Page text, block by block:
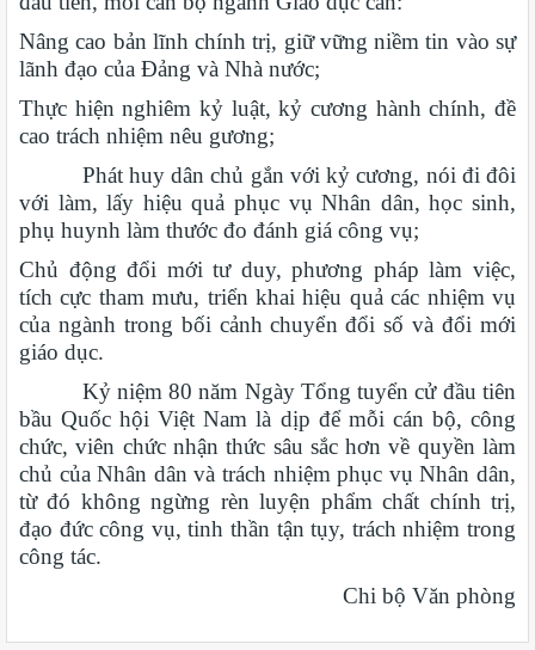
Nâng cao bản lĩnh chính trị, giữ vững niềm tin vào sự
lãnh đạo của Đảng và Nhà nước;
Thực hiện nghiêm kỷ luật, kỷ cương hành chính, đề
cao trách nhiệm nêu gương;
Phát huy dân chủ gắn với kỷ cương, nói đi đôi
với làm, lấy hiệu quả phục vụ Nhân dân, học sinh,
phụ huynh làm thước đo đánh giá công vụ;
Chủ động đổi mới tư duy, phương pháp làm việc,
tích cực tham mưu, triển khai hiệu quả các nhiệm vụ
của ngành trong bối cảnh chuyển đổi số và đổi mới
giáo dục.
Kỷ niệm 80 năm Ngày Tổng tuyển cử đầu tiên
bầu Quốc hội Việt Nam là dịp để mỗi cán bộ, công
chức, viên chức nhận thức sâu sắc hơn về quyền làm
chủ của Nhân dân và trách nhiệm phục vụ Nhân dân,
từ đó không ngừng rèn luyện phẩm chất chính trị,
đạo đức công vụ, tinh thần tận tụy, trách nhiệm trong
công tác.
Chi bộ Văn phòng